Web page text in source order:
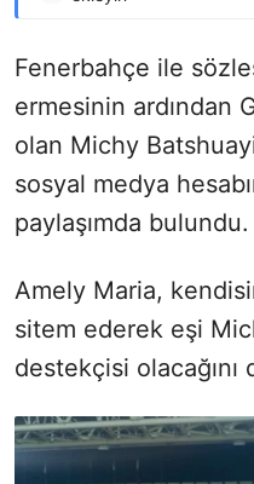
Fenerbahçe ile
ermesinin ardından
olan Michy
sosyal medya
paylaşımda bulundu.
Amely Maria,
sitem ederek eşi
destekçisi olacağını